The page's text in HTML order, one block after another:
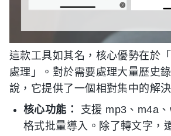
這款工具如其名，核心優勢在於
處理」。對於需要處理大量歷史
說，它提供了一個相對集中的解
核心功能：
支援 mp3、m4a
格式批量導入。除了轉文字，